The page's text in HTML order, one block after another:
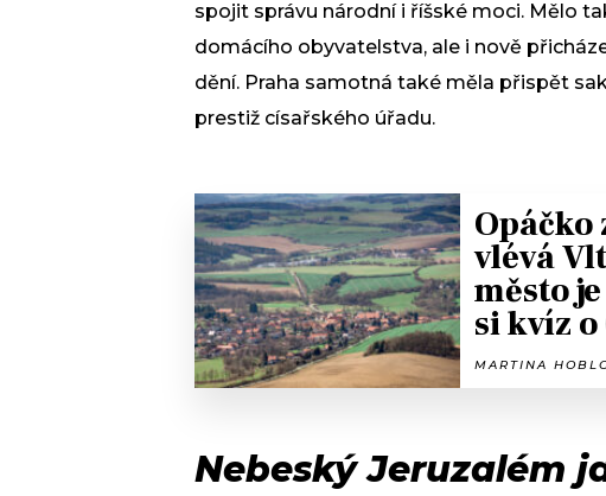
spojit správu národní i říšské moci. Mělo
domácího obyvatelstva, ale i nově
dění. Praha samotná také měla přispět
prestiž císařského úřadu.
Opáčko
vlévá
město
si kvíz o
MARTINA
Nebeský Jeruzalém